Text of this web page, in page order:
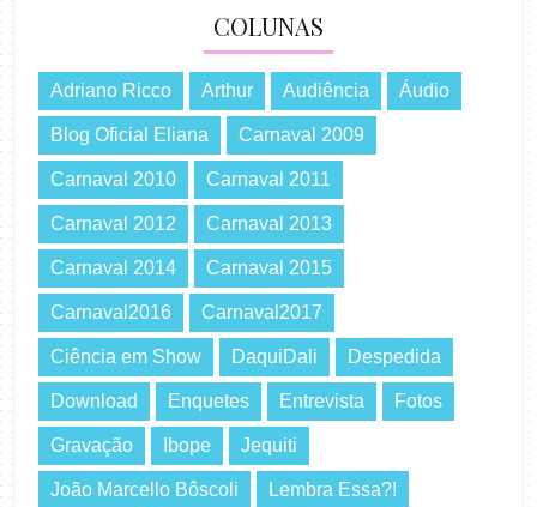
COLUNAS
Adriano Ricco Arthur Audiência Áudio
Blog Oficial Eliana Carnaval 2009
Carnaval 2010 Carnaval 2011
Carnaval 2012 Carnaval 2013
Carnaval 2014 Carnaval 2015
Carnaval2016 Carnaval2017
Ciência em Show DaquiDali Despedida
Download Enquetes Entrevista Fotos
Gravação Ibope Jequiti
João Marcello Bôscoli Lembra Essa?!